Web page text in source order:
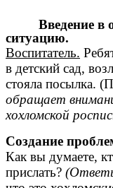
Введение в
ситуацию.
Воспитатель.
в детский сад,
стояла посылка. (П
обращает
хохломской
Создание
Как вы думаете,
прислать?